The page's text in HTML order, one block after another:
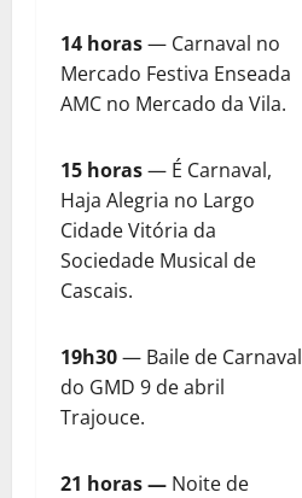
14 horas— Carnaval no
Mercado Festiva Enseada
AMC no Mercado da Vila.
15 horas— É Carnaval,
Haja Alegria no Largo
Cidade Vitória da
Sociedade Musical de
Cascais.
19h30— Baile de Carnaval
do GMD 9 de abril
Trajouce.
21 horas — Noite de